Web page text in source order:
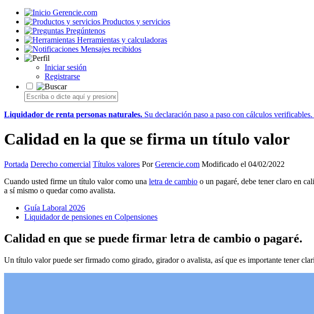
Gerencie.com
Productos y servicios
Pregúntenos
Herramientas y calculadoras
Mensajes recibidos
Iniciar sesión
Registrarse
Liquidador de renta personas naturales. Su declaración paso a paso con cálculos verificables.
Calidad en la que se firma un título valor
Portada Derecho comercial Títulos valores PorGerencie.com Modificado el 04/02/2022
Cuando usted firme un título valor como una letra de cambio o un pagaré, debe tener claro en
a sí mismo o quedar como avalista.
Guía Laboral 2026
Liquidador de pensiones en Colpensiones
Calidad en que se puede firmar letra de cambio o pagaré.
Un título valor puede ser firmado como girado, girador o avalista, así que es importante tener